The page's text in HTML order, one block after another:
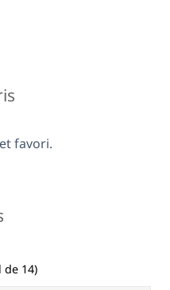
favori.
de 14)